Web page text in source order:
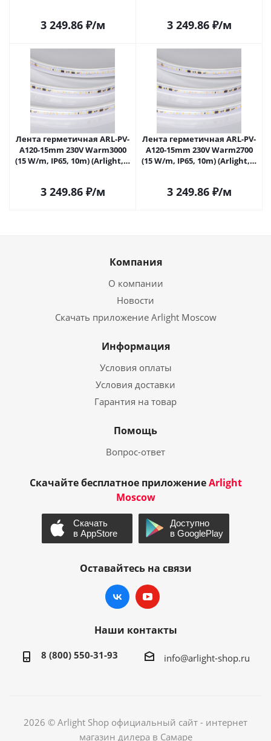
3 249.86₽/м 3 249.86₽/м
Лента герметичная ARL-PV-
A120-15mm 230V Warm3000
(15 W/m, IP65, 10m) (Arlight, -)
3 249.86₽/м
Лента герметичная ARL-PV-
A120-15mm 230V Warm2700
(15 W/m, IP65, 10m) (Arlight, -)
3 249.86₽/м
Компания
О компании
Новости
Скачать приложение Arlight Moscow
Информация
Условия оплаты
Условия доставки
Гарантия на товар
Помощь
Вопрос-ответ
Скачайте бесплатное приложениеArlight
Moscow
Оставайтесь на связи
Наши контакты
8 (800) 550-31-93 info@arlight-shop.ru
2026 © Arlight Shop официальный сайт - интернет
магазин дилера в Самаре